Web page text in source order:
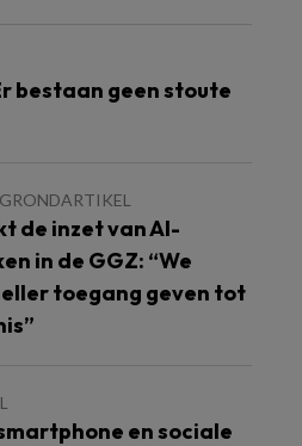
bestaan geen stoute
de inzet van AI-
in de GGZ: “We
toegang geven tot
en sociale